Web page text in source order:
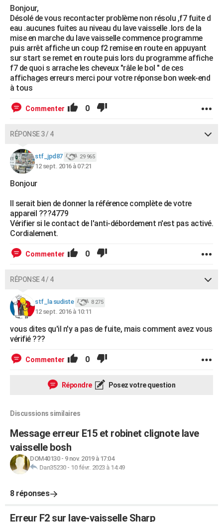
Bonjour,
Désolé de vous recontacter problème non résolu ,f7 fuite d
eau .aucunes fuites au niveau du lave vaisselle .lors de la
mise en marche du lave vaisselle commence programme
puis arrêt affiche un coup f2 remise en route en appuyant
sur start se remet en route puis lors du programme affiche
f7 de quoi s arrache les cheveux "râle le bol " de ces
affichages erreurs merci pour votre réponse bon week-end
à tous
Commenter 0
RÉPONSE 3 / 4
stf_jpd87 29 965
12 sept. 2016 à 07:21
Bonjour
Il serait bien de donner la référence complète de votre
appareil ???4779
Vérifier si le contact de l'anti-débordement n'est pas activé.
Cordialement.
Commenter 0
RÉPONSE 4 / 4
stf_la sudiste 8 275
12 sept. 2016 à 10:11
vous dites qu'il n'y a pas de fuite, mais comment avez vous
vérifié ???
Commenter 0
Répondre Posez votre question
Discussions similaires
Message erreur E15 et robinet clignote lave
vaisselle bosh
DOM40130- 9 nov. 2019 à 17:04
Dan35230- 10 févr. 2023 à 14:49
8 réponses
Erreur F2 sur lave-vaisselle Sharp